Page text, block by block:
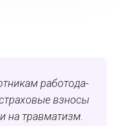
ра­бо­то­да­
взно­сы
трав­ма­тизм.